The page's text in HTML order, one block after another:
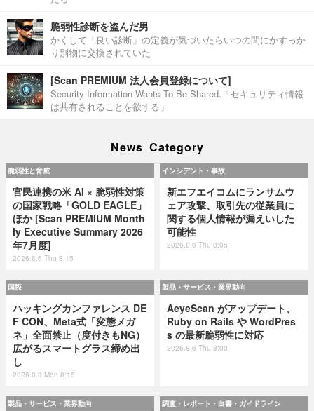
脆弱性診断を盗んだ男
かくして「良い診断」の定義が気づいたらいつの間にかすっか
り別物に交換されていた
[Scan PREMIUM 法人会員登録について]
Security Information Wants To Be Shared.「セキュリティ情報
は共有されることを欲する」
News Category
脆弱性と脅威
官民連携の米 AI × 脆弱性対策
の国家戦略「GOLD EAGLE」
ほか [Scan PREMIUM Month
ly Executive Summary 2026
年7月度]
2026.8.6 Thu 8:15
インシデント・事故
新エフエイコムにランサムウ
ェア攻撃、取引先の従業員に
関する個人情報が漏えいした
可能性
2026.8.6 Thu 8:05
国際
ハッキングカンファレンス DE
F CON、Meta式「変態メガ
ネ」全面禁止（度付きもNG）
広がるスマートグラス締め出
し
2026.8.3 Mon 8:15
製品・サービス・業界動向
AeyeScan がアップデート、
Ruby on Rails や WordPres
s の最新脆弱性に対応
2026.8.6 Thu 8:00
製品・サービス・業界動向 調査・レポート・白書・ガイドライン